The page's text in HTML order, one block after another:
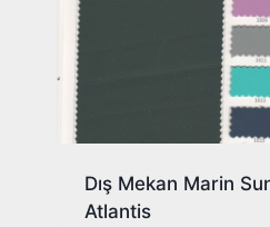
Dış Mekan Marin
Atlantis